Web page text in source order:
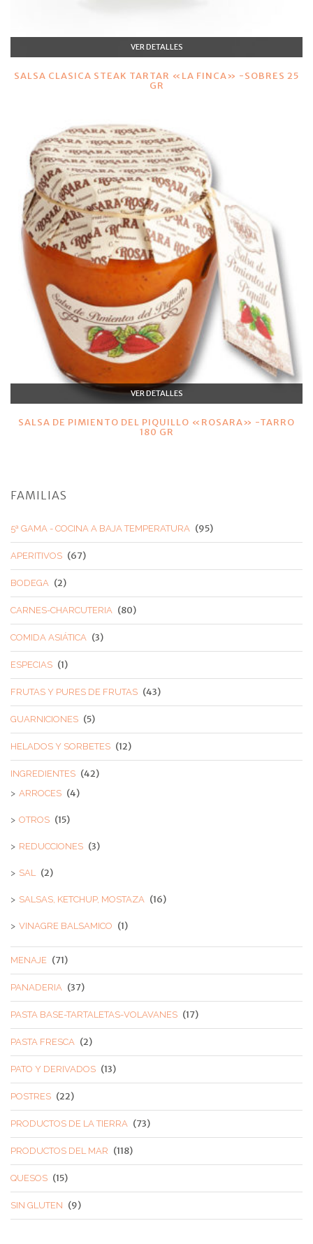
VER DETALLES
SALSA CLASICA STEAK TARTAR «LA FINCA» -SOBRES 25
GR
VER DETALLES
SALSA DE PIMIENTO DEL PIQUILLO «ROSARA» -TARRO
180 GR
FAMILIAS
5ª GAMA - COCINA A BAJA TEMPERATURA (95)
APERITIVOS (67)
BODEGA (2)
CARNES-CHARCUTERIA (80)
COMIDA ASIÁTICA (3)
ESPECIAS (1)
FRUTAS Y PURES DE FRUTAS (43)
GUARNICIONES (5)
HELADOS Y SORBETES (12)
INGREDIENTES (42)
ARROCES (4)
OTROS (15)
REDUCCIONES (3)
SAL (2)
SALSAS, KETCHUP, MOSTAZA (16)
VINAGRE BALSAMICO (1)
MENAJE (71)
PANADERIA (37)
PASTA BASE-TARTALETAS-VOLAVANES (17)
PASTA FRESCA (2)
PATO Y DERIVADOS (13)
POSTRES (22)
PRODUCTOS DE LA TIERRA (73)
PRODUCTOS DEL MAR (118)
QUESOS (15)
SIN GLUTEN (9)